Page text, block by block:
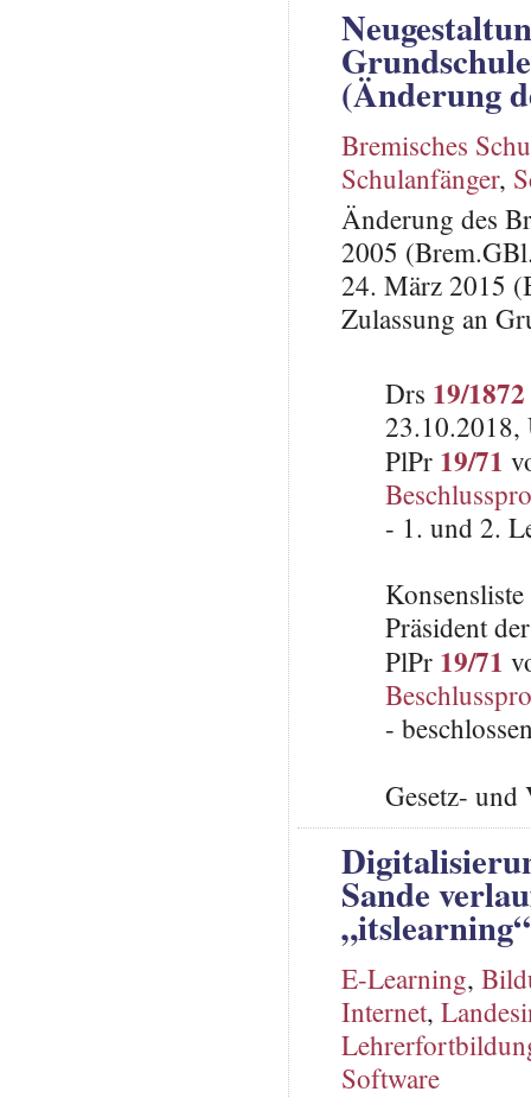
(Änderung
Bremisches
Schulanfänger,
Änderung des
2005
24. März 2015
Zulassung an
Drs 19/1872
23.10.2018,
PlPr 19/71
- 1. und 2.
Präsident
PlPr 19/71
-
Gesetz-
Sande
E-Learning,
Internet,
Software